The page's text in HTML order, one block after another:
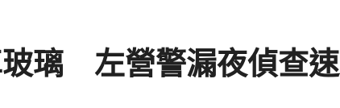
璃 左營警漏夜偵查速